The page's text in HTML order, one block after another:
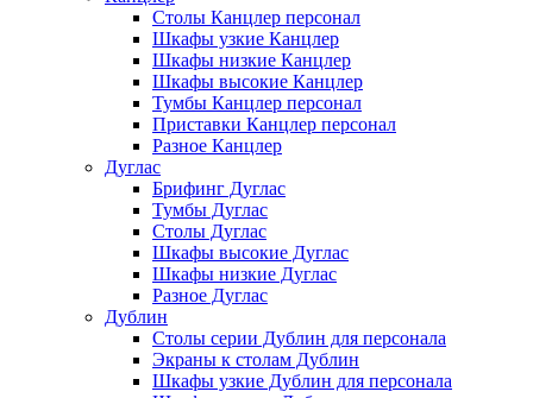
Столы Канцлер персонал
Шкафы узкие Канцлер
Шкафы низкие Канцлер
Шкафы высокие Канцлер
Тумбы Канцлер персонал
Приставки Канцлер персонал
Разное Канцлер
Дуглас
Брифинг Дуглас
Тумбы Дуглас
Столы Дуглас
Шкафы высокие Дуглас
Шкафы низкие Дуглас
Разное Дуглас
Дублин
Столы серии Дублин для персонала
Экраны к столам Дублин
Шкафы узкие Дублин для персонала